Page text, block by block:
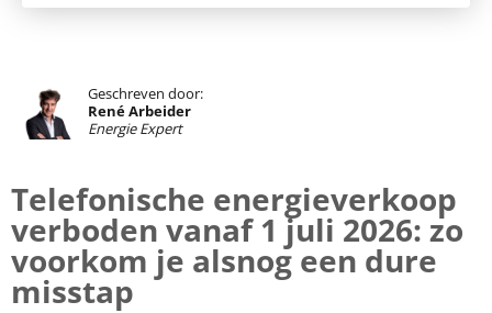
Geschreven door:
René Arbeider
Energie Expert
Telefonische energieverkoop
verboden vanaf 1 juli 2026: zo
voorkom je alsnog een dure
misstap